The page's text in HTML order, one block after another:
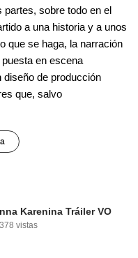
partes, sobre todo en el
a una historia y a unos
que se haga, la narración
en escena
de producción
que, salvo
Karenina Tráiler VO
vistas